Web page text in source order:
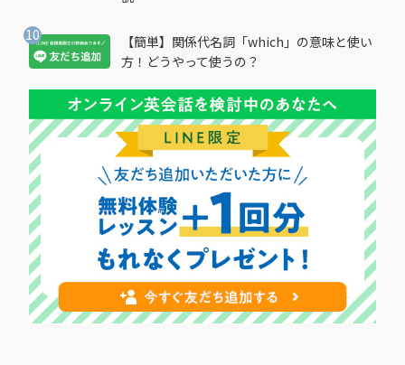
【簡単】関係代名詞「which」の意味と使い
方！どうやって使うの？